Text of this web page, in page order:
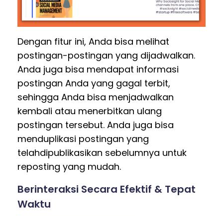
Dengan fitur ini, Anda bisa melihat
postingan-postingan yang dijadwalkan.
Anda juga bisa mendapat informasi
postingan Anda yang gagal terbit,
sehingga Anda bisa menjadwalkan
kembali atau menerbitkan ulang
postingan tersebut. Anda juga bisa
menduplikasi postingan yang
telahdipublikasikan sebelumnya untuk
reposting yang mudah.
Berinteraksi Secara Efektif & Tepat
Waktu